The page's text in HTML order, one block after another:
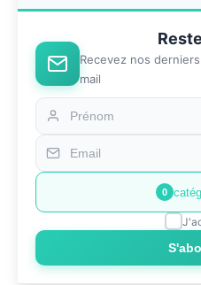
Recevez nos
mail
0